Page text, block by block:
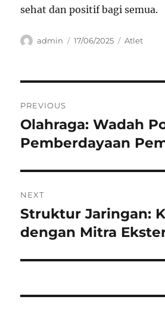
sehat dan positif bagi semua.
Author
admin
Posted
17/06/2025 Categories
Atlet
pos
PREVIOUS
Previous
post:
Olahraga: Wadah
Pemberdayaan
NEXT
Next
post:
Struktur Jaringan:
dengan Mitra